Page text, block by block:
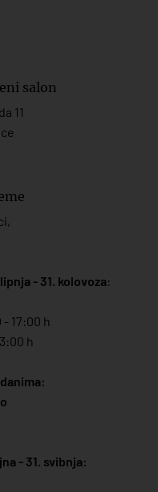
salon
11
- 31. kolovoza:
- 17:00 h
h
- 31. svibnja: